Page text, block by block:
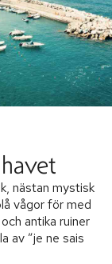
nästan mystisk
vågor för med
antika ruiner
av ”je ne sais